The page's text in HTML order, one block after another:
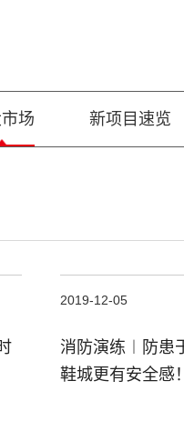
场 新项目速览
2019-12-05
消防演练︱防患
鞋城更有安全感！